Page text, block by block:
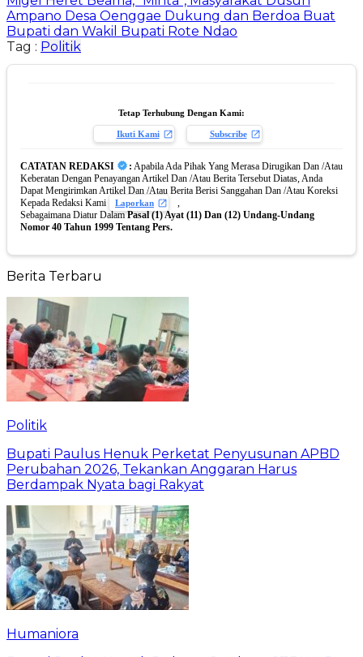
Ampano Desa Oenggae Dukung dan Berdoa Buat
Bupati dan Wakil Bupati Rote Ndao
Tag : Politik
Tetap Terhubung Dengan Kami:
Ikuti Kami Subscribe
CATATAN REDAKSI : Apabila Ada Pihak Yang Merasa Dirugikan Dan /Atau
Keberatan Dengan Penayangan Artikel Dan /Atau Berita Tersebut Diatas, Anda
Dapat Mengirimkan Artikel Dan /Atau Berita Berisi Sanggahan Dan /Atau Koreksi
Kepada Redaksi Kami
Laporkan
,
Sebagaimana Diatur DalamPasal (1) Ayat (11) Dan (12) Undang-Undang
Nomor 40 Tahun 1999 Tentang Pers.
Berita Terbaru
Politik
Bupati Paulus Henuk Perketat Penyusunan APBD
Perubahan 2026, Tekankan Anggaran Harus
Berdampak Nyata bagi Rakyat
Humaniora